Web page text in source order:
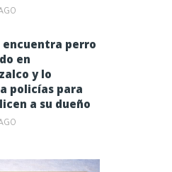
perro
en
y lo
policías para
a su dueño